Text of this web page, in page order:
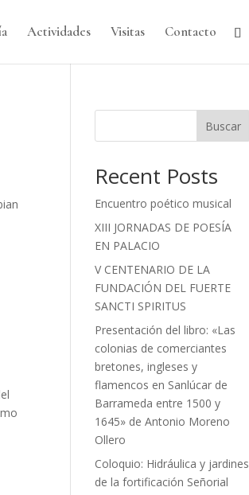
Actividades Visitas Contacto
Buscar
Recent Posts
Encuentro poético musical
XIII JORNADAS DE POESÍA
EN PALACIO
V CENTENARIO DE LA
FUNDACIÓN DEL FUERTE
SANCTI SPIRITUS
Presentación del libro: «Las
colonias de comerciantes
bretones, ingleses y
flamencos en Sanlúcar de
Barrameda entre 1500 y
1645» de Antonio Moreno
Ollero
Coloquio: Hidráulica y jardines
de la fortificación Señorial